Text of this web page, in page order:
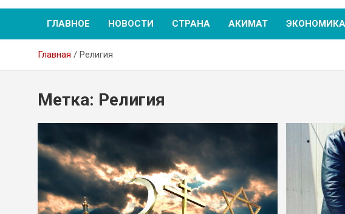
ГЛАВНОЕ НОВОСТИ СТРАНА АКИМАТ ЭКОНОМИКА
Главная Религия
Метка: Религия